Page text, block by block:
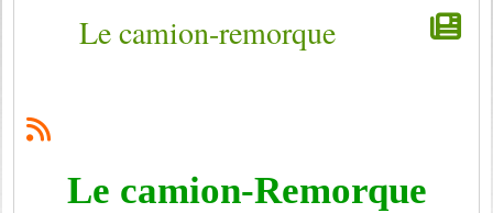
Le camion-remorque
Le camion-Remorque